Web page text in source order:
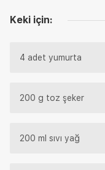
Keki için:
4 adet yumurta
200 g toz şeker
200 ml sıvı yağ